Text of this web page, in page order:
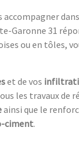
Garonne 31
ou en tôles,
et de vos
les travaux de
ainsi que le
ciment.